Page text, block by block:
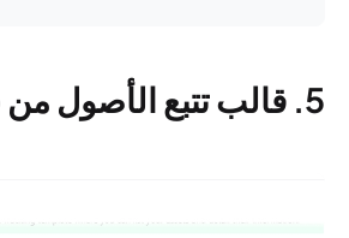
5. قالب تتبع الأصول من ClickUp